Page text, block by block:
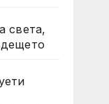
света,